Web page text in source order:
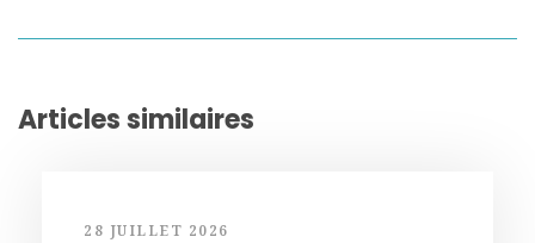
Articles similaires
28 JUILLET 2026